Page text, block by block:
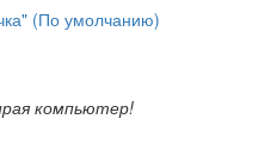
компьютер!